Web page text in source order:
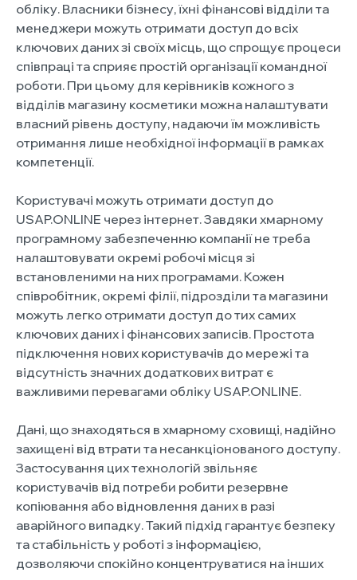
обліку. Власники бізнесу, їхні фінансові відділи та
менеджери можуть отримати доступ до всіх
ключових даних зі своїх місць, що спрощує процеси
співпраці та сприяє простій організації командної
роботи. При цьому для керівників кожного з
відділів магазину косметики можна налаштувати
власний рівень доступу, надаючи їм можливість
отримання лише необхідної інформації в рамках
компетенції.
Користувачі можуть отримати доступ до
USAP.ONLINE через інтернет. Завдяки хмарному
програмному забезпеченню компанії не треба
налаштовувати окремі робочі місця зі
встановленими на них програмами. Кожен
співробітник, окремі філії, підрозділи та магазини
можуть легко отримати доступ до тих самих
ключових даних і фінансових записів. Простота
підключення нових користувачів до мережі та
відсутність значних додаткових витрат є
важливими перевагами обліку USAP.ONLINE.
Дані, що знаходяться в хмарному сховищі, надійно
захищені від втрати та несанкціонованого доступу.
Застосування цих технологій звільняє
користувачів від потреби робити резервне
копіювання або відновлення даних в разі
аварійного випадку. Такий підхід гарантує безпеку
та стабільність у роботі з інформацією,
дозволяючи спокійно концентруватися на інших